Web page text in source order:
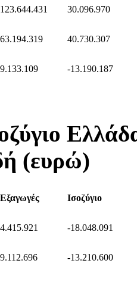
123.644.431 30.096.970
63.194.319 40.730.307
9.133.109 -13.190.187
(ευρώ)
Εξαγωγές Ισοζύγιο
4.415.921 -18.048.091
9.112.696 -13.210.600